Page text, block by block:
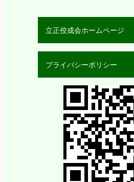
立正佼成会ホームページ
プライバシーポリシー